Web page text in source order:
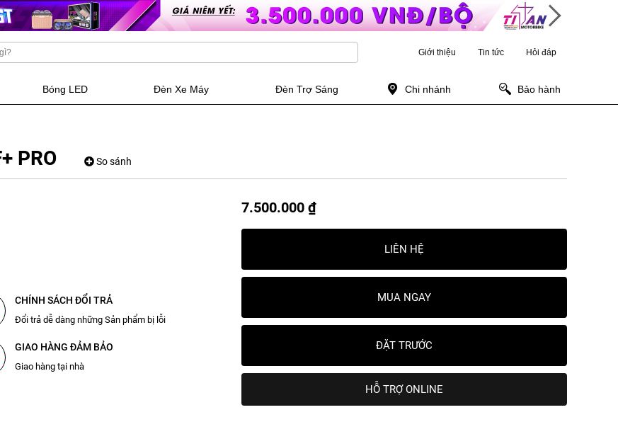
Giới thiệu Tin tức Hỏi đáp
Bóng LED Đèn Xe Máy Đèn Trợ Sáng Chi nhánh Bảo hành
PRO So sánh
CHÍNH SÁCH ĐỔI TRẢ
Đổi trả dễ dàng những Sản phẩm bị lỗi
GIAO HÀNG ĐẢM BẢO
Giao hàng tại nhà
7.500.000 ₫
LIÊN HỆ
MUA NGAY
ĐẶT TRƯỚC
HỖ TRỢ ONLINE